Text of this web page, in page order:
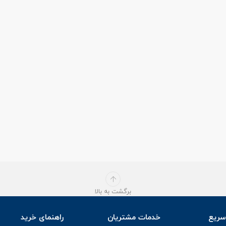
برگشت به بالا
خدمات مشتریان راهنمای خرید